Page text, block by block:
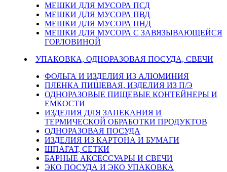
МЕШКИ ДЛЯ МУСОРА ПСД
МЕШКИ ДЛЯ МУСОРА ПВД
МЕШКИ ДЛЯ МУСОРА ПНД
МЕШКИ ДЛЯ МУСОРА С ЗАВЯЗЫВАЮЩЕЙСЯ
ГОРЛОВИНОЙ
УПАКОВКА, ОДНОРАЗОВАЯ ПОСУДА, СВЕЧИ
ФОЛЬГА И ИЗДЕЛИЯ ИЗ АЛЮМИНИЯ
ПЛЕНКА ПИЩЕВАЯ, ИЗДЕЛИЯ ИЗ П/Э
ОДНОРАЗОВЫЕ ПИЩЕВЫЕ КОНТЕЙНЕРЫ И
ЕМКОСТИ
ИЗДЕЛИЯ ДЛЯ ЗАПЕКАНИЯ И
ТЕРМИЧЕСКОЙ ОБРАБОТКИ ПРОДУКТОВ
ОДНОРАЗОВАЯ ПОСУДА
ИЗДЕЛИЯ ИЗ КАРТОНА И БУМАГИ
ШПАГАТ, СЕТКИ
БАРНЫЕ АКСЕССУАРЫ И СВЕЧИ
ЭКО ПОСУДА И ЭКО УПАКОВКА